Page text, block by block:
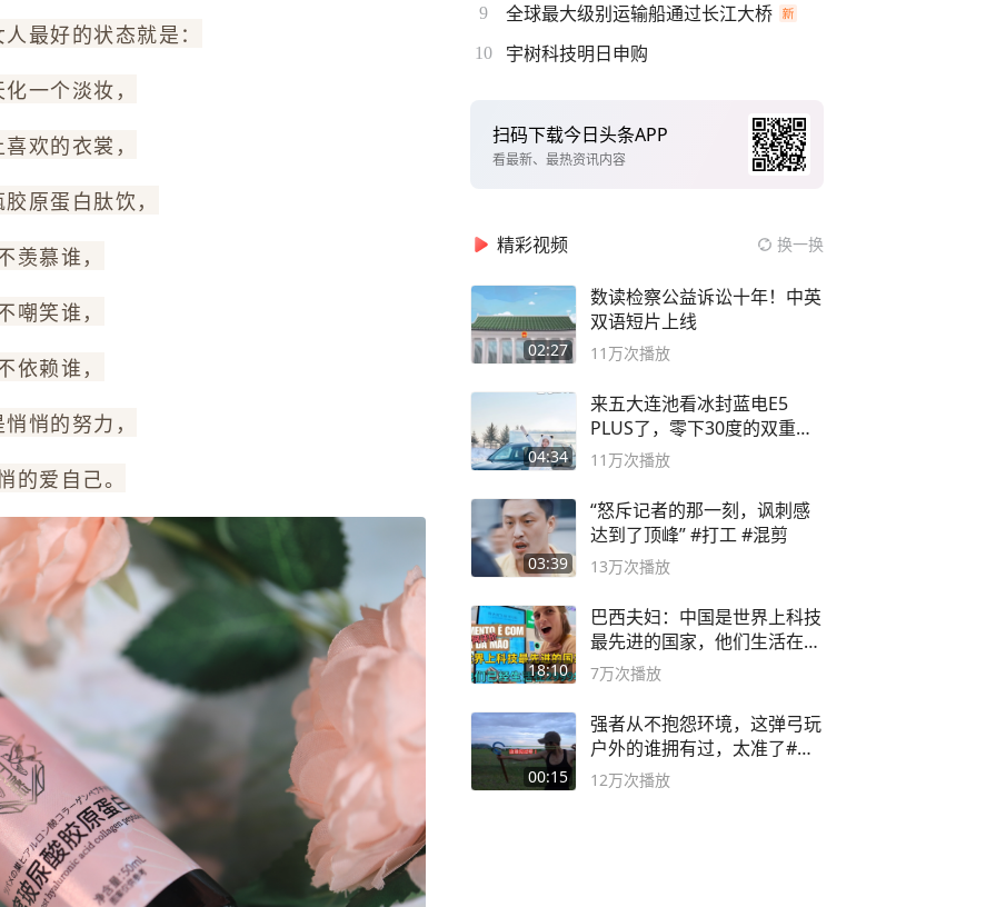
最好的状态就是：
一个淡妆，
欢的衣裳，
原蛋白肽饮，
羡慕谁，
嘲笑谁，
依赖谁，
悄的努力，
的爱自己。
9 全球最大级别运输船通过长江大桥
10 宇树科技明日申购
扫码下载今日头条APP
看最新、最热资讯内容
精彩视频 换一换
02:27
数读检察公益诉讼十年！中英
双语短片上线
11万次播放
04:34
来五大连池看冰封蓝电E5
PLUS了，零下30度的双重冰
封40小时全录
11万次播放
03:39
“怒斥记者的那一刻，讽刺感
达到了顶峰” #打工 #混剪
13万次播放
18:10
巴西夫妇：中国是世界上科技
最先进的国家，他们生活在
2999年
7万次播放
00:15
强者从不抱怨环境，这弹弓玩
户外的谁拥有过，太准了#弹
弓#户外
12万次播放